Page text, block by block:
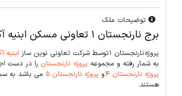
توضیحات ملک
برج نارنجستان 1 تعاونی مسکن ابنیه آکام و تعاونی هوایی فتح سپاه
پروژه نارنجستان 1 توسط شرکت تعاونی نوین ساز ابنیه
به شمار رفته و مجموعه پروژه نارنجستان را در دست
پروژه نارنجستان 4 و پروژه نارنجستان 5
می باشد به
هستند.